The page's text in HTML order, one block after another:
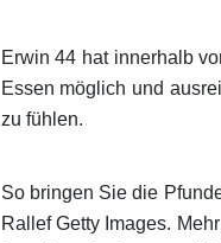
Erwin 44 hat innerhalb
Essen möglich und
zu fühlen.
So bringen Sie die
Rallef Getty Images.